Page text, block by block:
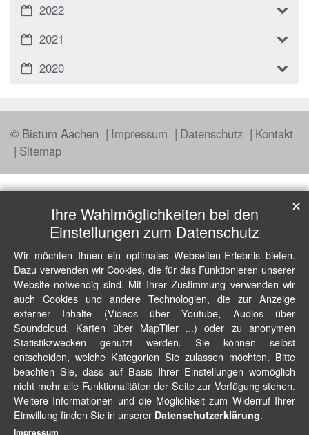
2022
2021
2020
© Bistum Aachen Impressum Datenschutz
Kontakt
Sitemap
Ihre Wahlmöglichkeiten bei den
Einstellungen zum Datenschutz
Wir möchten Ihnen ein optimales Webseiten-Erlebnis bieten.
Dazu verwenden wir Cookies, die für das Funktionieren unserer
Website notwendig sind. Mit Ihrer Zustimmung verwenden wir
auch Cookies und andere Technologien, die zur Anzeige
externer Inhalte (Videos über Youtube, Audios über
Soundcloud, Karten über MapTiler ...) oder zu anonymen
Statistikzwecken genutzt werden. Sie können selbst
entscheiden, welche Kategorien Sie zulassen möchten. Bitte
beachten Sie, dass auf Basis Ihrer Einstellungen womöglich
nicht mehr alle Funktionalitäten der Seite zur Verfügung stehen.
Weitere Informationen und die Möglichkeit zum Widerruf Ihrer
Einwillung finden Sie in unserer Datenschutzerklärung.
✕
Impressum